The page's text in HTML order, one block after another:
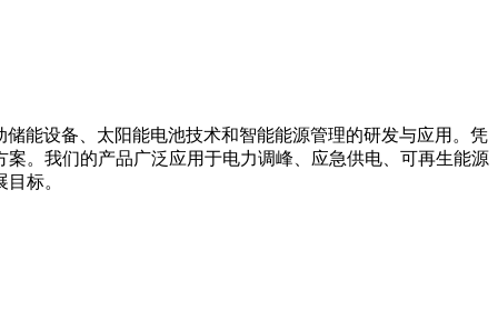
储能设备、太阳能电池技术和智能能源管理的研发与应用。凭
。我们的产品广泛应用于电力调峰、应急供电、可再生能源
标。